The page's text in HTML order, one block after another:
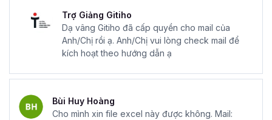
Trợ Giảng Gitiho
Dạ vâng Gitiho đã cấp quyền cho mail của
Anh/Chị rồi ạ. Anh/Chị vui lòng check mail để
kích hoạt theo hướng dẫn ạ
Bùi Huy Hoàng
Cho mình xin file excel này được không. Mail: